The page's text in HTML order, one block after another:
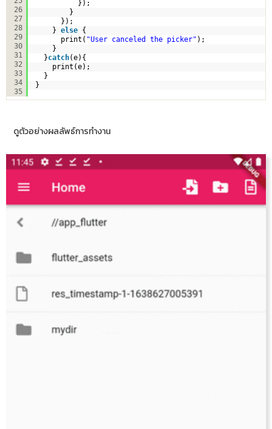
26
27
28
29
30
31
32
33
34
35
});
}
});
} else {
print( "User canceled the picker" );
}
}catch(e){
print(e);
}
}
ดูตัวอย่างผลลัพธ์การทำงาน